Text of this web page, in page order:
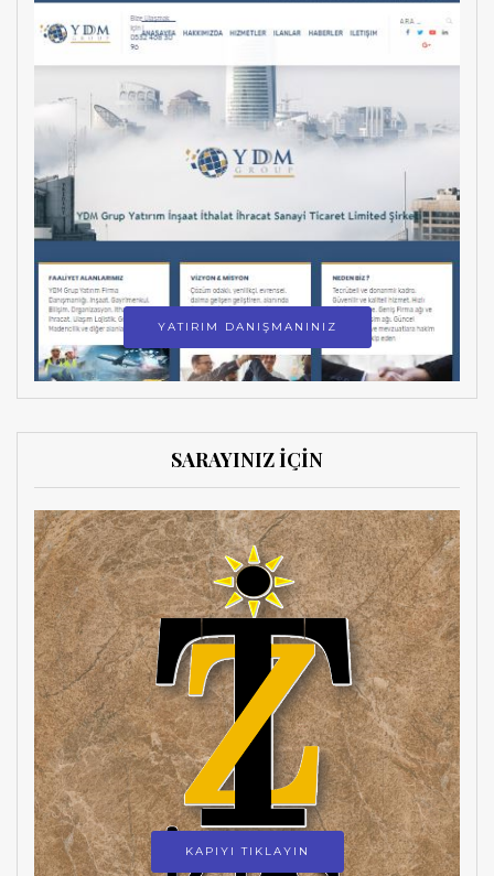
YATIRIM DANIŞMANINIZ
SARAYINIZ İÇİN
KAPIYI TIKLAYIN